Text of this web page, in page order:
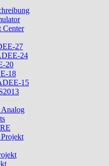
Center
27
24
20
18
15
Analog